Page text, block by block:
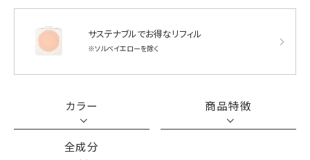
サステナブルでお得なリフィル
※ソルベイエローを除く
カラー 商品特徴
全成分